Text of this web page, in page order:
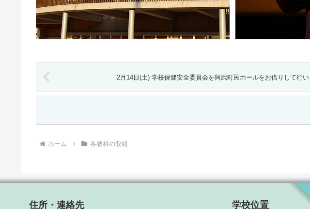
2月14日(土) 学校保健安全委員会を阿武町民ホールをお借りして行
ホーム 各教科の取組
住所・連絡先 学校位置